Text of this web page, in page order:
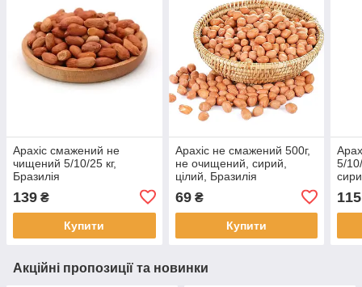
Арахіс смажений не
чищений 5/10/25 кг,
Бразилія
139 ₴
Купити
Арахіс не смажений 500г,
не очищений, сирий,
цілий, Бразилія
69₴
Купити
5/
115
Акційні пропозиції та новинки